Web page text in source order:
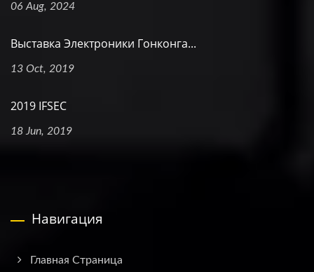
06 Aug, 2024
Выставка Электроники Гонконга...
13 Oct, 2019
2019 IFSEC
18 Jun, 2019
Навигация
Главная Страница